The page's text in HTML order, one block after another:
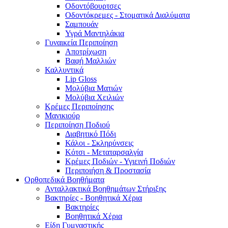
Οδοντόβουρτσες
Οδοντόκρεμες - Στοματικά Διαλύματα
Σαμπουάν
Υγρά Μαντηλάκια
Γυναικεία Περιποίηση
Αποτρίχωση
Βαφή Μαλλιών
Καλλυντικά
Lip Gloss
Μολύβια Ματιών
Μολύβια Χειλιών
Κρέμες Περιποίησης
Μανικιούρ
Περιποίηση Ποδιού
Διαβητικό Πόδι
Κάλοι - Σκληρύνσεις
Κότσι - Μεταταρσαλγία
Κρέμες Ποδιών - Υγιεινή Ποδιών
Περιποιήση & Προστασία
Ορθοπεδικά Βοηθήματα
Ανταλλακτικά Βοηθημάτων Στήριξης
Βακτηρίες - Βοηθητικά Χέρια
Βακτηρίες
Βοηθητικά Χέρια
Είδη Γυμναστικής